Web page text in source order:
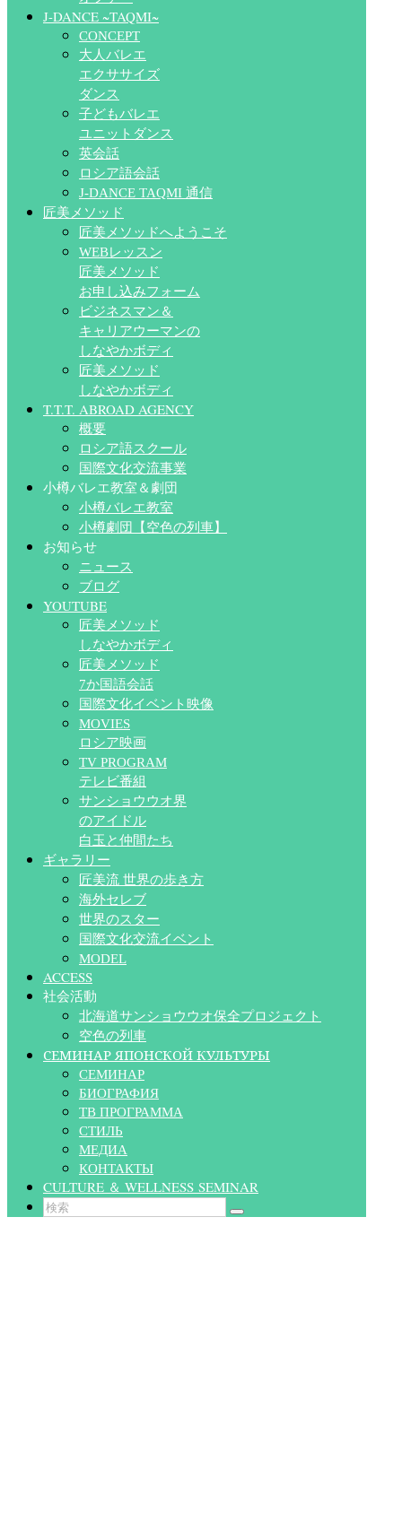
J-DANCE ~TAQMI~
CONCEPT
大人バレエ
エクササイズ
ダンス
子どもバレエ
ユニットダンス
英会話
ロシア語会話
J-DANCE TAQMI 通信
匠美メソッド
匠美メソッドへようこそ
WEBレッスン
匠美メソッド
お申し込みフォーム
ビジネスマン＆
キャリアウーマンの
しなやかボディ
匠美メソッド
しなやかボディ
T.T.T. ABROAD AGENCY
概要
ロシア語スクール
国際文化交流事業
小樽バレエ教室＆劇団
小樽バレエ教室
小樽劇団【空色の列車】
お知らせ
ニュース
ブログ
YOUTUBE
匠美メソッド
しなやかボディ
匠美メソッド
7か国語会話
国際文化イベント映像
MOVIES
ロシア映画
TV PROGRAM
テレビ番組
サンショウウオ界
のアイドル
白玉と仲間たち
ギャラリー
匠美流 世界の歩き方
海外セレブ
世界のスター
国際文化交流イベント
MODEL
ACCESS
社会活動
北海道サンショウウオ保全プロジェクト
空色の列車
СЕМИНАР ЯПОНСКОЙ КУЛЬТУРЫ
СЕМИНАР
БИОГРАФИЯ
ТВ ПРОГРАММА
СТИЛЬ
МЕДИА
КОНТАКТЫ
CULTURE ＆ WELLNESS SEMINAR